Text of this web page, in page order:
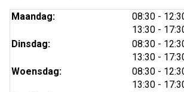
Maandag: 08:30 tot
-
13:30 tot
-
Dinsdag:
08:30 tot
-
13:30 tot
-
Woensdag:
08:30 tot
-
13:30 tot
-